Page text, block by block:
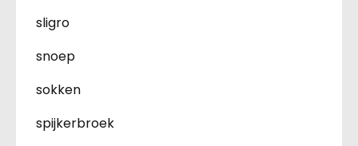
sligro
snoep
sokken
spijkerbroek